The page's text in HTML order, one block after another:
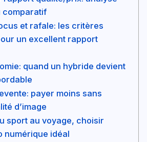
comparatif
et rafale: les critères
un excellent rapport
quand un hybride devient
payer moins sans
d’image
sport au voyage, choisir
numérique idéal